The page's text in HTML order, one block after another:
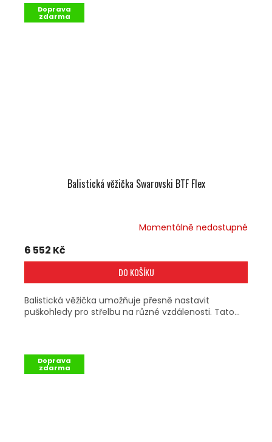
Doprava
zdarma
Balistická věžička Swarovski BTF Flex
Momentálně nedostupné
6 552 Kč
DO KOŠÍKU
Balistická věžička umožňuje přesně nastavit
puškohledy pro střelbu na různé vzdálenosti. Tato...
Doprava
zdarma